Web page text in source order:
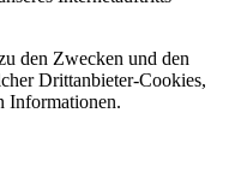
den Zwecken und den
Drittanbieter-Cookies,
Informationen.